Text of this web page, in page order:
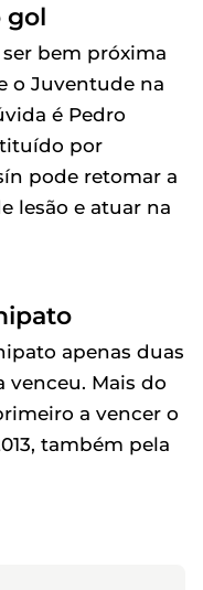
gol
bem próxima
o Juventude na
é Pedro
por
pode retomar a
lesão e atuar na
apenas duas
venceu. Mais do
a vencer o
também pela